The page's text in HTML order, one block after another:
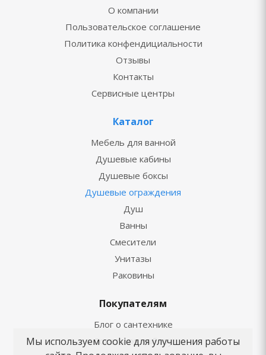
О компании
Пользовательское соглашение
Политика конфендициальности
Отзывы
Контакты
Сервисные центры
Каталог
Мебель для ванной
Душевые кабины
Душевые боксы
Душевые ограждения
Душ
Ванны
Смесители
Унитазы
Раковины
Покупателям
Блог о сантехнике
Советы по выбору
Мы используем cookie для улучшения работы